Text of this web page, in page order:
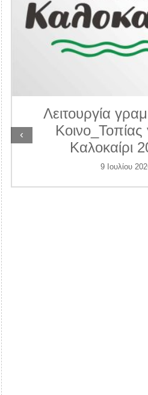
Λειτουργία
Κοινο_Τοπίας
Καλοκαίρι
9 Ιουλίου
‹